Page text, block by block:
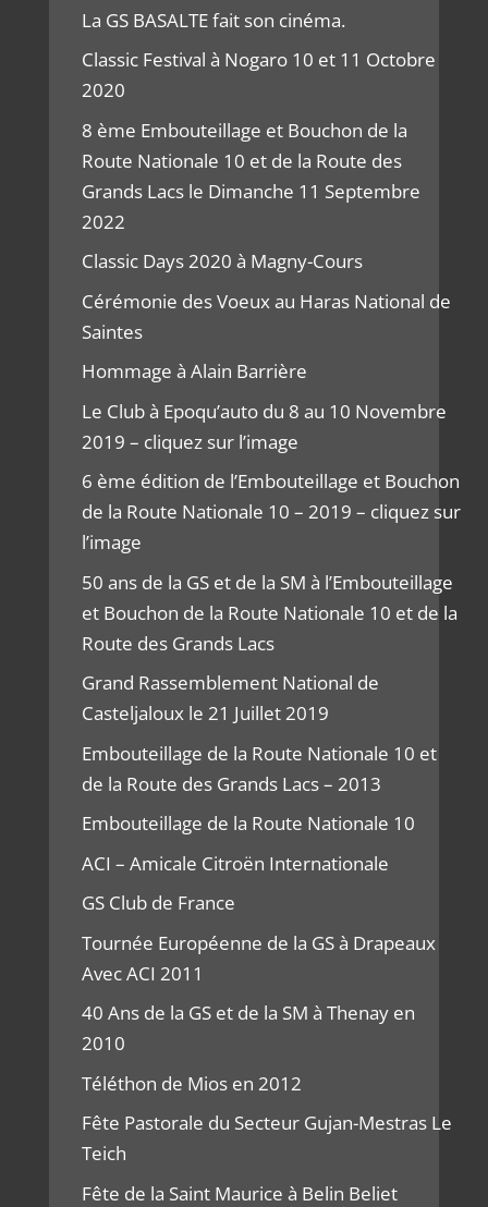
La GS BASALTE fait son cinéma.
Classic Festival à Nogaro 10 et 11 Octobre
2020
8 ème Embouteillage et Bouchon de la
Route Nationale 10 et de la Route des
Grands Lacs le Dimanche 11 Septembre
2022
Classic Days 2020 à Magny-Cours
Cérémonie des Voeux au Haras National de
Saintes
Hommage à Alain Barrière
Le Club à Epoqu’auto du 8 au 10 Novembre
2019 – cliquez sur l’image
6 ème édition de l’Embouteillage et Bouchon
de la Route Nationale 10 – 2019 – cliquez sur
l’image
50 ans de la GS et de la SM à l’Embouteillage
et Bouchon de la Route Nationale 10 et de la
Route des Grands Lacs
Grand Rassemblement National de
Casteljaloux le 21 Juillet 2019
Embouteillage de la Route Nationale 10 et
de la Route des Grands Lacs – 2013
Embouteillage de la Route Nationale 10
ACI – Amicale Citroën Internationale
GS Club de France
Tournée Européenne de la GS à Drapeaux
Avec ACI 2011
40 Ans de la GS et de la SM à Thenay en
2010
Téléthon de Mios en 2012
Fête Pastorale du Secteur Gujan-Mestras Le
Teich
Fête de la Saint Maurice à Belin Beliet